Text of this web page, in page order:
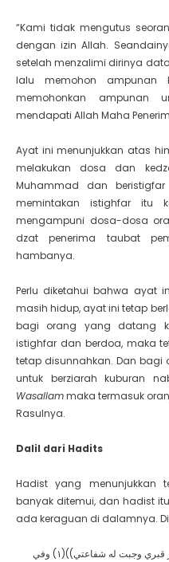
“Kami tidak mengutus
dengan izin Allah.
setelah menzalimi dirinya
lalu memohon ampunan
memohonkan ampunan
mendapati Allah Maha
Ayat ini menunjukkan atas
melakukan dosa dan
Muhammad dan
memintakan istighfar itu
mengampuni dosa-dosa
dzat penerima taubat
hambanya.
Perlu diketahui bahwa ayat
masih hidup, ayat ini tetap
bagi orang yang datang
istighfar dan berdoa, maka
tetap disunnahkan. Dan bagi
untuk berziarah kuburan
Wasallammaka termasuk
Rasulnya.
Dalil dari Hadits
Hadist yang menunjukkan
banyak ditemui, dan hadist
ada keraguan di dalamnya.
منها قوله صلى الله عليه وآله وسلم: ((من زار قبري وجبت له شفاعتي))(١) وفي